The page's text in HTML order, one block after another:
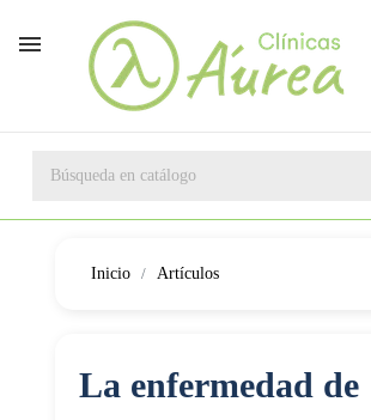

Inicio Artículos
La enfermedad de